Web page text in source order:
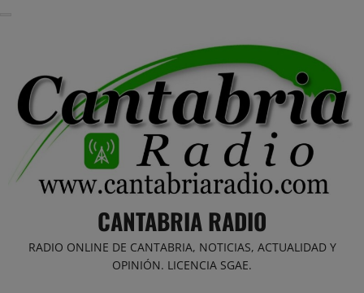
CANTABRIA RADIO
RADIO ONLINE DE CANTABRIA, NOTICIAS, ACTUALIDAD Y
OPINIÓN. LICENCIA SGAE.